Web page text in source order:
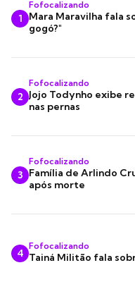
1
Fofocalizando
Mara Maravilha fala
gogó?"
2
Fofocalizando
Jojo Todynho exibe
nas pernas
3
Fofocalizando
Família de Arlindo
após morte
4
Fofocalizando
Tainá Militão fala